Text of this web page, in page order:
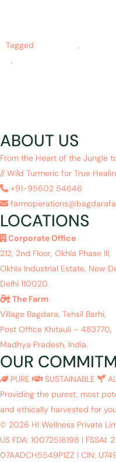
Tagged ,
,
ABOUT US
From the Heart of the Jungle
// Wild Turmeric for True
+91-95602 54646
LOCATIONS
Corporate Office
212, 2nd Floor, Okhla Phase III,
Okhla Industrial Estate, New
Delhi 110020.
The Farm
Village Bagdara, Tehsil Barhi,
Post Office Khitauli – 483770,
Madhya Pradesh, India.
OUR
PURE SUSTAINABLE
Providing the purest, most
and ethically harvested for
© 2026 HI Wellness Private
US FDA: 10072518198 | FSSAI:
07AADCH5549P1ZZ | CIN: